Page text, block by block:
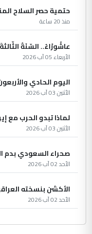
حتمية حصر السلاح
منذ 20 ساعة
عاشُورْاءُ.. السّنَةُ
الأربعاء 05 آب 2026
اليوم الحادي
الأثنين 03 آب 2026
لماذا تبدو الحرب مع
الأثنين 03 آب 2026
صحراء السعودي بدم
الأحد 02 آب 2026
الأكشن بنسخته
الأحد 02 آب 2026